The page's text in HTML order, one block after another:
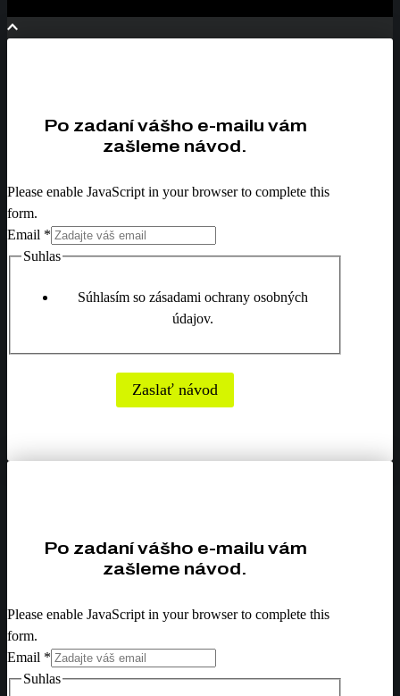
Po zadaní vášho e-mailu vám
zašleme návod.
Please enable JavaScript in your browser to complete this
form.
Email *
Suhlas
Súhlasím so zásadami ochrany osobných
údajov.
Zaslať návod
Po zadaní vášho e-mailu vám
zašleme návod.
Please enable JavaScript in your browser to complete this
form.
Email *
Suhlas